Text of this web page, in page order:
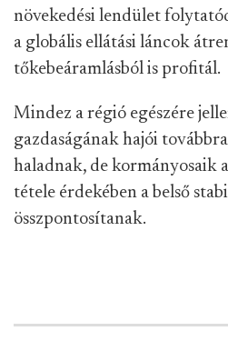
növekedési lendület
a globális ellátási láncok
tőkebeáramlásból is profitál.
Mindez a régió egészére
gazdaságának hajói
haladnak, de kormányosaik
tétele érdekében a belső
összpontosítanak.